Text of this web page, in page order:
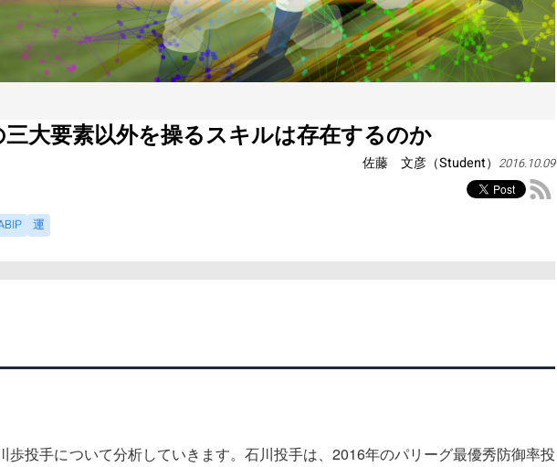
大要素以外を操るスキルは存在するのか
佐藤 文彦（Student） 2016.10.09
運
歩投手について分析していきます。石川投手は、2016年のパリーグ最優秀防御率投